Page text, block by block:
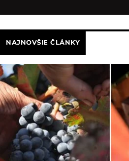
NAJNOVŠIE ČLÁNKY